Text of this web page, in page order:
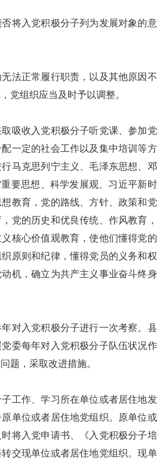
否将入党积极分子列为发展对象的意
法正常履行职责，以及其他原因不
党组织应当及时予以调整。
吸收入党积极分子听党课、参加党
一定的社会工作以及集中培训等方
马克思列宁主义、毛泽东思想、邓
要思想、科学发展观、习近平新时
教育，党的路线、方针、政策和党
党的历史和优良传统、作风教育，
核心价值观教育，使他们懂得党的
原则和纪律，懂得党员的义务和权
机，确立为共产主义事业奋斗终身
对入党积极分子进行一次考察。县
委每年对入党积极分子队伍状况作
题，采取改进措施。
工作、学习所在单位或者居住地发
单位或者居住地党组织。原单位或
将入党申请书、《入党积极分子培
交现单位或者居住地党组织。现单